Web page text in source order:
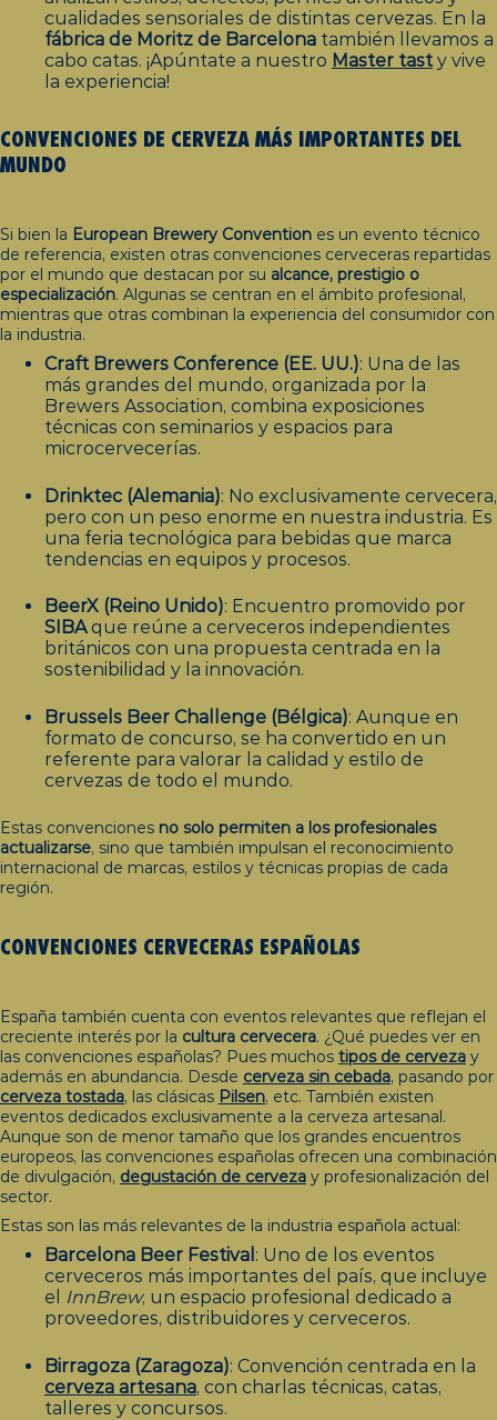
cualidades sensoriales de distintas cervezas. En la
fábrica de Moritz de Barcelona también llevamos a
cabo catas. ¡Apúntate a nuestro Master tast y vive
la experiencia!
CONVENCIONES DE CERVEZA MÁS IMPORTANTES DEL
MUNDO
Si bien la European Brewery Convention es un evento técnico
de referencia, existen otras convenciones cerveceras repartidas
por el mundo que destacan por su alcance, prestigio o
especialización. Algunas se centran en el ámbito profesional,
mientras que otras combinan la experiencia del consumidor con
la industria.
Craft Brewers Conference (EE. UU.): Una de las
más grandes del mundo, organizada por la
Brewers Association, combina exposiciones
técnicas con seminarios y espacios para
microcervecerías.
Drinktec (Alemania): No exclusivamente cervecera,
pero con un peso enorme en nuestra industria. Es
una feria tecnológica para bebidas que marca
tendencias en equipos y procesos.
BeerX (Reino Unido): Encuentro promovido por
SIBAque reúne a cerveceros independientes
británicos con una propuesta centrada en la
sostenibilidad y la innovación.
Brussels Beer Challenge (Bélgica): Aunque en
formato de concurso, se ha convertido en un
referente para valorar la calidad y estilo de
cervezas de todo el mundo.
Estas convenciones no solo permiten a los profesionales
actualizarse, sino que también impulsan el reconocimiento
internacional de marcas, estilos y técnicas propias de cada
región.
CONVENCIONES CERVECERAS ESPAÑOLAS
España también cuenta con eventos relevantes que reflejan el
creciente interés por la cultura cervecera. ¿Qué puedes ver en
las convenciones españolas? Pues muchos tipos de cerveza y
además en abundancia. Desde cerveza sin cebada, pasando por
cerveza tostada, las clásicas Pilsen, etc. También existen
eventos dedicados exclusivamente a la cerveza artesanal.
Aunque son de menor tamaño que los grandes encuentros
europeos, las convenciones españolas ofrecen una combinación
de divulgación, degustación de cerveza y profesionalización del
sector.
Estas son las más relevantes de la industria española actual:
Barcelona Beer Festival : Uno de los eventos
cerveceros más importantes del país, que incluye
el
InnBrew, un espacio profesional dedicado a
proveedores, distribuidores y cerveceros.
Birragoza (Zaragoza): Convención centrada en la
cerveza artesana, con charlas técnicas, catas,
talleres y concursos.